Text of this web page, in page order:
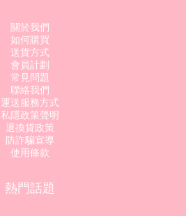
關於我們
如何購買
送貨方式
會員計劃
常見問題
聯絡我們
運送服務方式
私隱政策聲明
退換貨政策
防詐騙宣導
使用條款
熱門話題